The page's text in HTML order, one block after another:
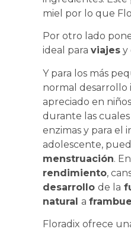
miel por lo que
Por otro lado
ideal para viajes y
Y para los más
normal desarrollo
apreciado en
durante las
enzimas y para el
adolescente,
menstruación.
rendimiento,
desarrollo de la
natural a
Floradix ofrece